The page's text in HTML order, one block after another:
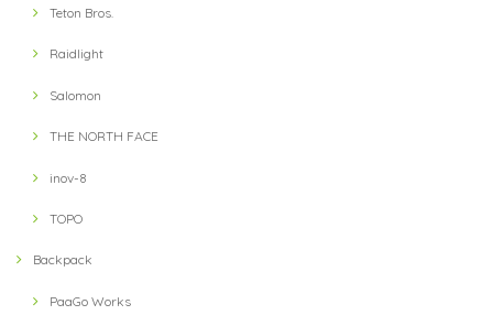
Teton Bros.
Raidlight
Salomon
THE NORTH FACE
inov-8
TOPO
Backpack
PaaGo Works